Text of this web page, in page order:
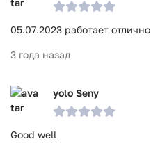
05.07.2023 работает отлично
3 года назад
yolo Seny
Good well